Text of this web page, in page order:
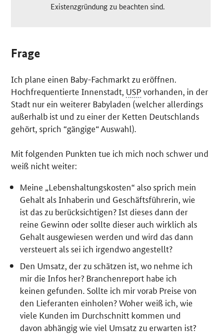
Existenzgründung zu beachten sind.
Frage
Ich plane einen Baby-Fachmarkt zu eröffnen.
Hochfrequentierte Innenstadt, USPvorhanden, in der
Stadt nur ein weiterer Babyladen (welcher allerdings
außerhalb ist und zu einer der Ketten Deutschlands
gehört, sprich “gängige“ Auswahl).
Mit folgenden Punkten tue ich mich noch schwer und
weiß nicht weiter:
Meine „Lebenshaltungskosten“ also sprich mein
Gehalt als Inhaberin und Geschäftsführerin, wie
ist das zu berücksichtigen? Ist dieses dann der
reine Gewinn oder sollte dieser auch wirklich als
Gehalt ausgewiesen werden und wird das dann
versteuert als sei ich irgendwo angestellt?
Den Umsatz, der zu schätzen ist, wo nehme ich
mir die Infos her? Branchenreport habe ich
keinen gefunden. Sollte ich mir vorab Preise von
den Lieferanten einholen? Woher weiß ich, wie
viele Kunden im Durchschnitt kommen und
davon abhängig wie viel Umsatz zu erwarten ist?